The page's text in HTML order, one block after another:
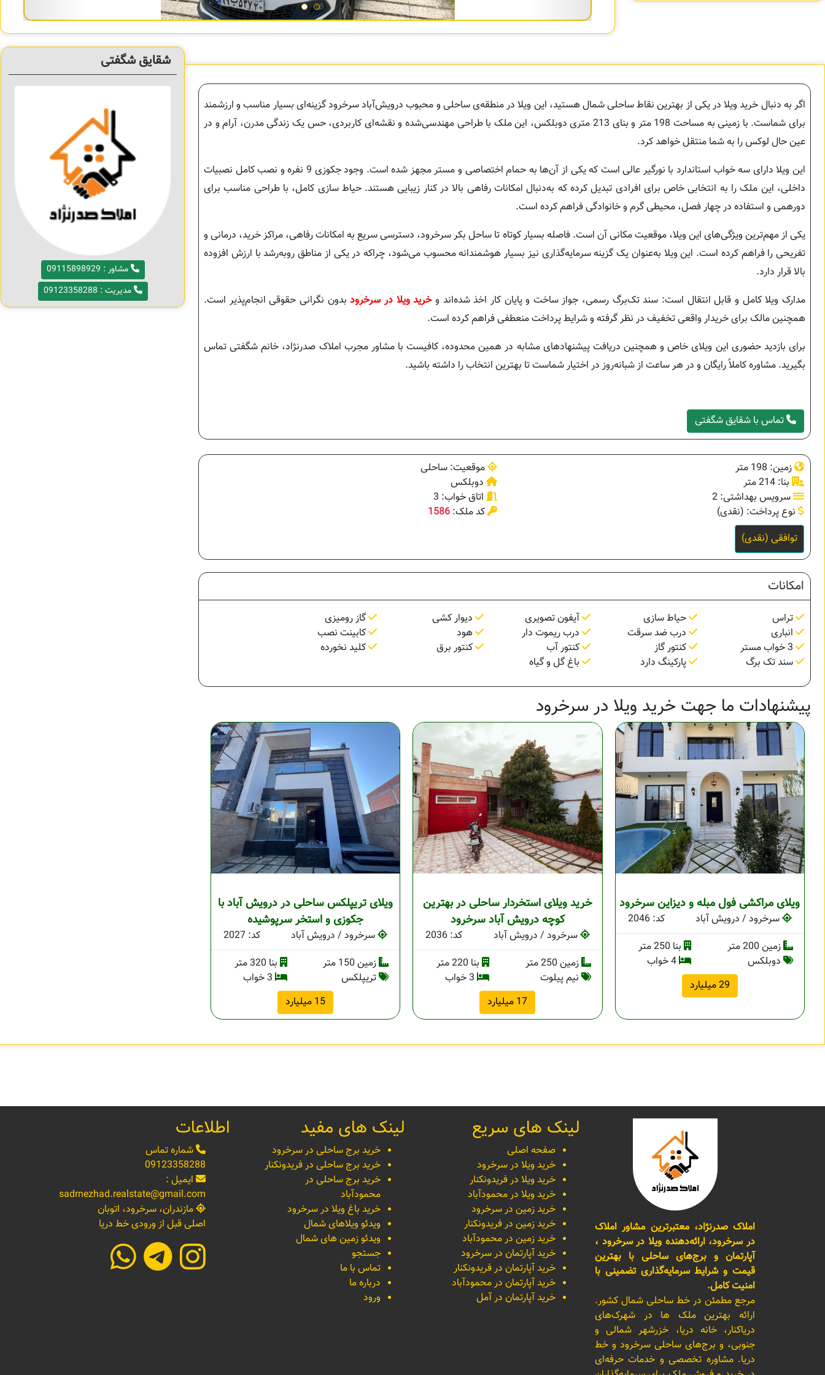
شقایق شگفتی
مشاور : 09115898929
مدیریت : 09123358288
اگر به دنبال خرید ویلا در یکی از بهترین نقاط ساحلی شمال هستید، این ویلا در منطقه‌ی ساحلی و محبوب درویش‌آباد سرخرود گزینه‌ای بسیار مناسب و ارزشمند
برای شماست. با زمینی به مساحت 198 متر و بنای 213 متری دوبلکس، این ملک با طراحی مهندسی‌شده و نقشه‌ای کاربردی، حس یک زندگی مدرن، آرام و در
عین حال لوکس را به شما منتقل خواهد کرد.
این ویلا دارای سه خواب استاندارد با نورگیر عالی است که یکی از آن‌ها به حمام اختصاصی و مستر مجهز شده است. وجود جکوزی 9 نفره و نصب کامل نصبیات
داخلی، این ملک را به انتخابی خاص برای افرادی تبدیل کرده که به‌دنبال امکانات رفاهی بالا در کنار زیبایی هستند. حیاط سازی کامل، با طراحی مناسب برای
دورهمی و استفاده در چهار فصل، محیطی گرم و خانوادگی فراهم کرده است.
یکی از مهم‌ترین ویژگی‌های این ویلا، موقعیت مکانی آن است. فاصله بسیار کوتاه تا ساحل بکر سرخرود، دسترسی سریع به امکانات رفاهی، مراکز خرید، درمانی و
تفریحی را فراهم کرده است. این ویلا به‌عنوان یک گزینه سرمایه‌گذاری نیز بسیار هوشمندانه محسوب می‌شود، چراکه در یکی از مناطق رو‌به‌رشد با ارزش افزوده
بالا قرار دارد.
مدارک ویلا کامل و قابل انتقال است: سند تک‌برگ رسمی، جواز ساخت و پایان کار اخذ شده‌اند وخرید ویلا در سرخرودبدون نگرانی حقوقی انجام‌پذیر است.
همچنین مالک برای خریدار واقعی تخفیف در نظر گرفته و شرایط پرداخت منعطفی فراهم کرده است.
برای بازدید حضوری این ویلای خاص و همچنین دریافت پیشنهادهای مشابه در همین محدوده، کافیست با مشاور مجرب املاک صدرنژاد، خانم شگفتی تماس
بگیرید. مشاوره کاملاً رایگان و در هر ساعت از شبانه‌روز در اختیار شماست تا بهترین انتخاب را داشته باشید.
تماس با شقایق شگفتی
زمین: 198 متر
موقعیت: ساحلی
بنا: 214 متر
دوبلکس
سرویس بهداشتی: 2
اتاق خواب: 3
نوع پرداخت: (نقدی)
کد ملک: 1586
توافقی (نقدی)
امکانات
تراس حیاط سازی آیفون تصویری دیوار کشی
گاز رومیزی
انباری
درب ضد سرقت درب ریموت دار هود
کابینت نصب
کنتور گاز کنتور آب کنتور برق
کلید نخورده
سند تک برگ
پارکینگ دارد باغ گل و گیاه
پیشنهادات ما جهت خرید ویلا در سرخرود
ویلای مراکشی فول مبله و دیزاین سرخرود
سرخرود / درویش آباد
کد: 2046
زمین 200 متر
بنا 250 متر
دوبلکس
4 خواب
29 میلیارد
خرید ویلای استخردار ساحلی در بهترین
کوچه درویش آباد سرخرود
سرخرود / درویش آباد
کد: 2036
زمین 250 متر
بنا 220 متر
نیم پیلوت
17 میلیارد
ویلای تریپلکس ساحلی در درویش آباد با
جکوزی و استخر سرپوشیده
سرخرود / درویش آباد
کد: 2027
زمین 150 متر
بنا 320 متر
تریپلکس
15 میلیارد
املاک صدرنژاد، معتبرترین مشاور املاک
در سرخرود، ارائه‌دهنده ویلا در سرخرود ،
آپارتمان و برج‌های ساحلی با بهترین
قیمت و شرایط سرمایه‌گذاری تضمینی با
امنیت کامل.
مرجع مطمئن در خط ساحلی شمال کشور.
ارائه بهترین ملک ها در شهرک‌های
دریاکنار، خانه دریا، خزرشهر شمالی و
جنوبی، و برج‌های ساحلی سرخرود و خط
دریا. مشاوره تخصصی و خدمات حرفه‌ای
لینک های سریع
صفحه اصلی
خرید ویلا در سرخرود
خرید ویلا در فریدونکنار
خرید ویلا در محمودآباد
خرید زمین در سرخرود
خرید زمین در فریدونکنار
خرید زمین در محمودآباد
خرید آپارتمان در سرخرود
خرید آپارتمان در فریدونکنار
خرید آپارتمان در محمودآباد
خرید آپارتمان در آمل
لینک های مفید
خرید برج ساحلی در سرخرود
خرید برج ساحلی در فریدونکنار
خرید برج ساحلی در
محمودآباد
خرید باغ ویلا در سرخرود
ویدئو ویلاهای شمال
ویدئو زمین های شمال
جستجو
تماس با ما
درباره ما
ورود
اطلاعات
شماره تماس
09123358288
ایمیل :
sadrnezhad.realstate@gmail.com
مازندران، سرخرود، اتوبان
اصلی قبل از ورودی خط دریا